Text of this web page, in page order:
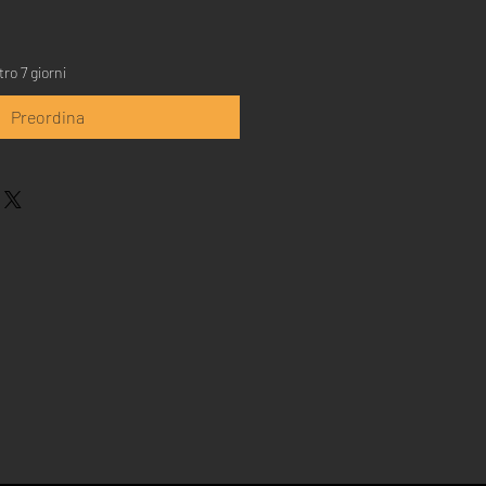
7 giorni
Preordina